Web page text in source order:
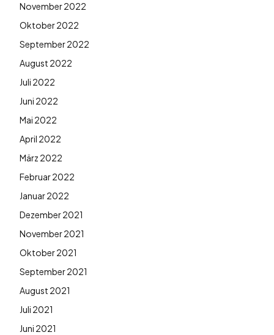
November 2022
Oktober 2022
September 2022
August 2022
Juli 2022
Juni 2022
Mai 2022
April 2022
März 2022
Februar 2022
Januar 2022
Dezember 2021
November 2021
Oktober 2021
September 2021
August 2021
Juli 2021
Juni 2021